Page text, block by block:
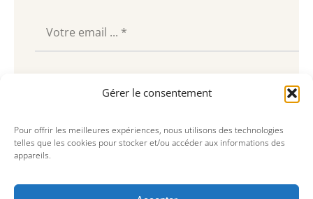
Gérer le consentement
Pour offrir les meilleures expériences, nous utilisons des technologies
telles que les cookies pour stocker et/ou accéder aux informations des
appareils.
Souscrire